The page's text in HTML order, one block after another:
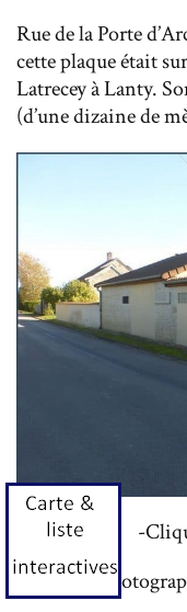
Rue de la Porte
cette plaque était
Latrecey à Lanty.
(d’une dizaine de
-